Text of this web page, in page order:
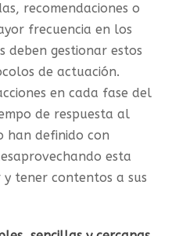
recomendaciones o
frecuencia en los
deben gestionar estos
de actuación.
en cada fase del
de respuesta al
han definido con
esta
tener contentos a sus